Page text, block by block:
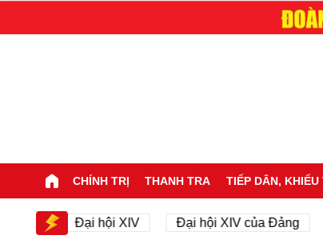
CHÍNH TRỊ THANH TRA TIẾP DÂN, KHIẾU
Đại hội XIV Đại hội XIV của Đảng